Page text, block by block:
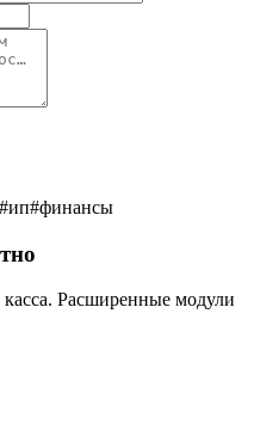
#ип#финансы
Расширенные модули